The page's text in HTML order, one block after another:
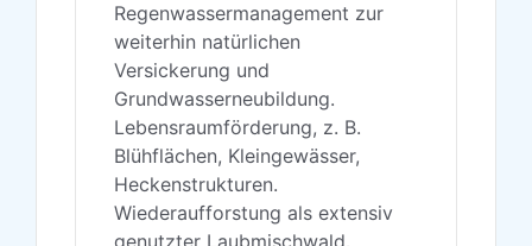
Regenwassermanagement zur
weiterhin natürlichen
Versickerung und
Grundwasserneubildung.
Lebensraumförderung, z. B.
Blühflächen, Kleingewässer,
Heckenstrukturen.
Wiederaufforstung als extensiv